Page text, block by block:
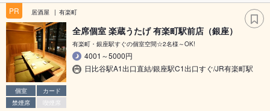
PR 居酒屋 有楽町
個室
カード
禁煙席
喫煙席
全席個室 楽蔵うたげ 有楽町駅前店（銀座）
有楽町・銀座駅すぐの個室空間☆2名様～OK!
4001～5000円
日比谷駅A1出口直結/銀座駅C1出口すぐ/JR有楽町駅